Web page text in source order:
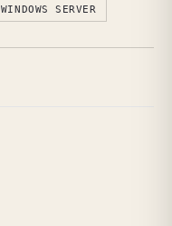
WINDOWS SERVER